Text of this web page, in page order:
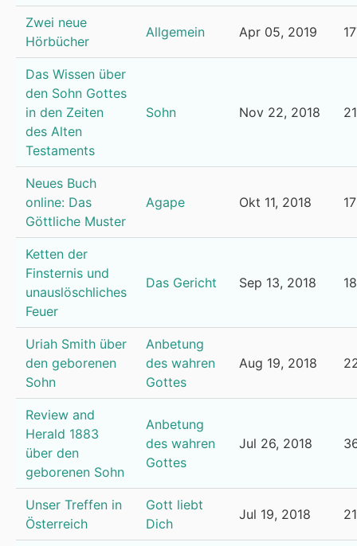
Zwei neue
Hörbücher
Allgemein Apr 05, 2019
Das Wissen über
den Sohn Gottes
in den Zeiten
des Alten
Testaments
Sohn Nov 22, 2018
Neues Buch
online: Das
Göttliche Muster
Agape Okt 11, 2018
Ketten der
Finsternis und
unauslöschliches
Feuer
Das Gericht Sep 13, 2018
Uriah Smith über
den geborenen
Sohn
Anbetung
des wahren
Gottes
Aug 19, 2018
Review and
Herald 1883
über den
geborenen Sohn
Anbetung
des wahren
Gottes
Jul 26, 2018
Unser Treffen in
Österreich
Gott liebt
Dich
Jul 19, 2018